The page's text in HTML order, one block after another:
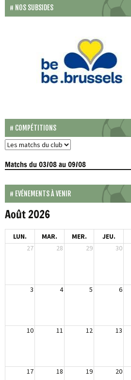
NOS SUBSIDES
COMPÉTITIONS
Matchsdu 03/08 au 09/08
EVÉNEMENTS À VENIR
Août 2026
LUN. MAR. MER. JEU.
27
28 29 30
3 4 5 6
10 11 12 13
17 18 19 20